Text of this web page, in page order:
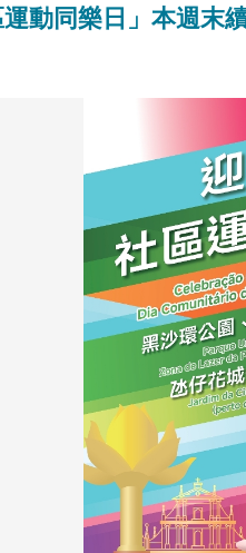
運動同樂日」本週末